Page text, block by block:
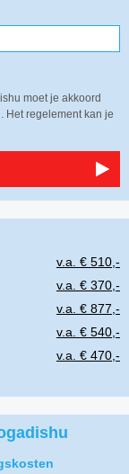
moet je akkoord
Het regelement kan je
v.a. € 510,-
v.a. € 370,-
v.a. € 877,-
v.a. € 540,-
v.a. € 470,-